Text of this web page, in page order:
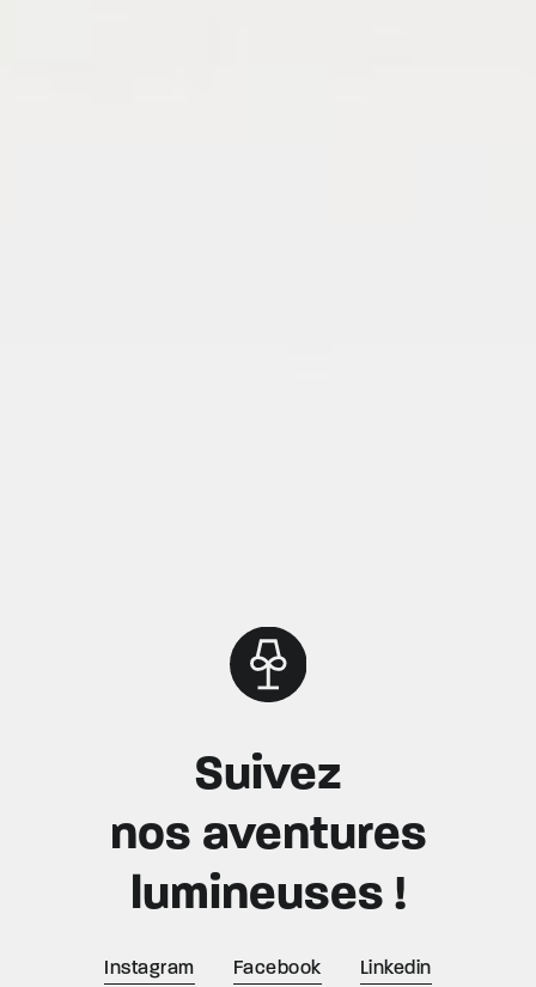
Suivez
nos aventures
lumineuses !
Instagram Facebook Linkedin